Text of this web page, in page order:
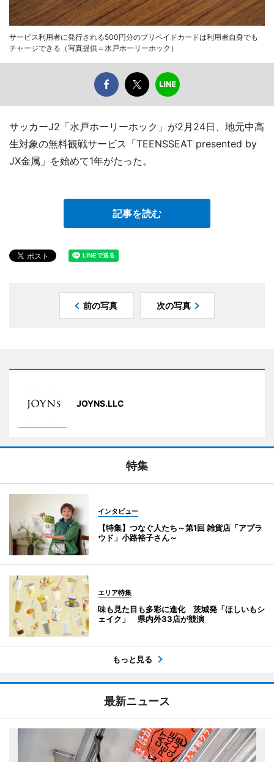
サービス利用者に発行される500円分のプリペイドカードは利用者自身でも
チャージできる（写真提供＝水戸ホーリーホック）
サッカーJ2「水戸ホーリーホック」が2月24日、地元中高
生対象の無料観戦サービス「TEENSSEAT presented by
JX金属」を始めて1年がたった。
記事を読む
前の写真 次の写真
JOYNS.LLC
特集
インタビュー
【特集】つなぐ人たち～第1回 雑貨店「アプラ
ウド」小路裕子さん～
エリア特集
味も見た目も多彩に進化 茨城発「ほしいもシ
ェイク」 県内外33店が競演
もっと見る
最新ニュース